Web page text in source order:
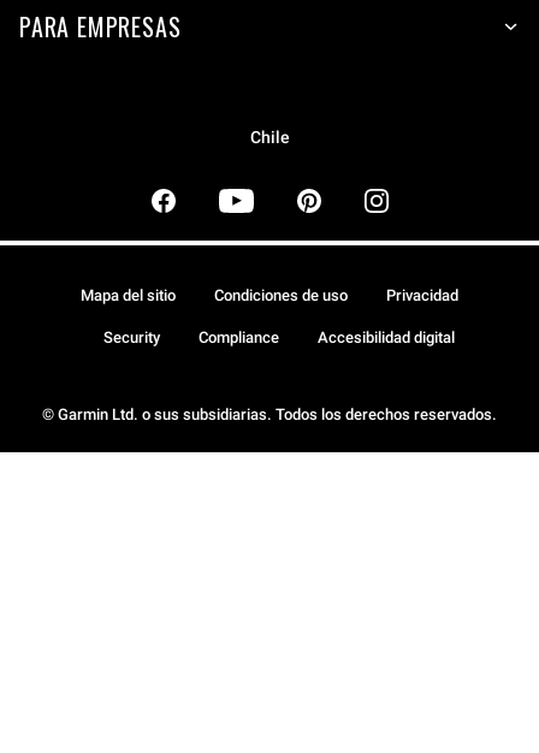
PARA EMPRESAS
Chile
© Garmin Ltd. o sus subsidiarias. Todos los derechos reservados.
Mapa del sitio Condiciones de uso Privacidad
Security Compliance Accesibilidad digital